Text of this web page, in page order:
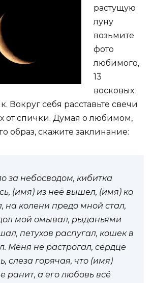
растущую
луну
возьмите
фото
любимого,
13
восковых
Вокруг себя расставьте свечи
от спички. Думая о любимом,
образ, скажите заклинание:
за небосводом, кибитка
(имя) из неё вышел, (имя) ко
на колени предо мной стал,
мой омывал, рыданьями
петухов распугал, кошек в
Меня не растрогал, сердце
слеза горячая, что (имя)
ранит, а его любовь всё